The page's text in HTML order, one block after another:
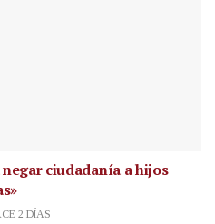
ciudadanía a hijos
2 DÍAS